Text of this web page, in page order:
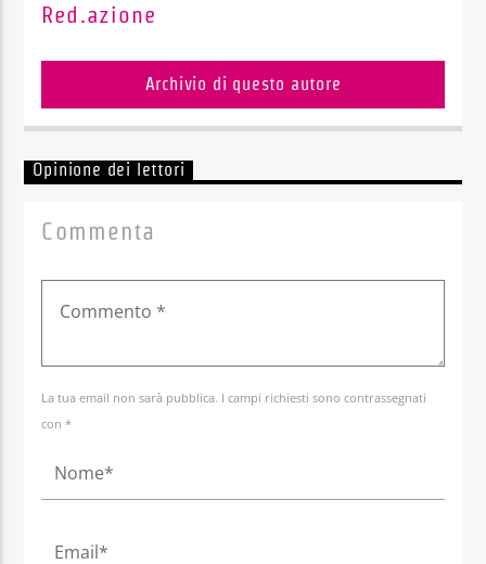
Red.azione
Archivio di questo autore
Opinione dei lettori
Commenta
La tua email non sarà pubblica. I campi richiesti sono contrassegnati
con *